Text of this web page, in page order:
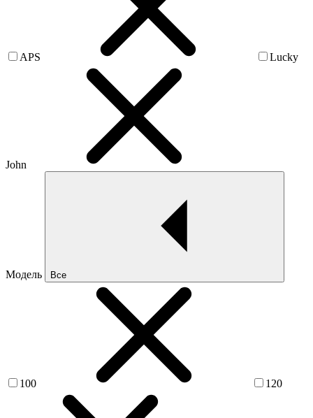
APS Lucky
John
Модель Все
100 120